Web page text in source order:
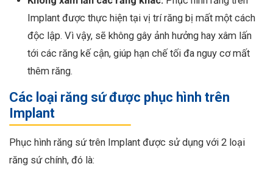
Implant được thực hiện tại vị trí răng bị mất một cách
độc lập. Vì vậy, sẽ không gây ảnh hưởng hay xâm lấn
tới các răng kế cận, giúp hạn chế tối đa nguy cơ mất
thêm răng.
Các loại răng sứ được phục hình trên
Implant
Phục hình răng sứ trên Implant được sử dụng với 2 loại
răng sứ chính, đó là: